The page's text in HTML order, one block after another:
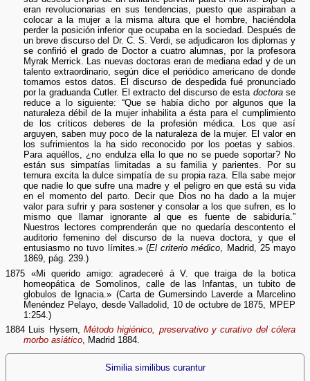
eran revolucionarias en sus tendencias, puesto que aspiraban a
colocar a la mujer a la misma altura que el hombre, haciéndola
perder la posición inferior que ocupaba en la sociedad. Después de
un breve discurso del Dr. C. S. Verdi, se adjudicaron los diplomas y
se confirió el grado de Doctor a cuatro alumnas, por la profesora
Myrak Merrick. Las nuevas doctoras eran de mediana edad y de un
talento extraordinario, según dice el periódico americano de donde
tomamos estos datos. El discurso de despedida fué pronunciado
por la graduanda Cutler. El extracto del discurso de esta doctorase
reduce a lo siguiente: “Que se había dicho por algunos que la
naturaleza débil de la mujer inhabilita a ésta para el cumplimiento
de los críticos deberes de la profesión médica. Los que así
arguyen, saben muy poco de la naturaleza de la mujer. El valor en
los sufrimientos la ha sido reconocido por los poetas y sabios.
Para aquéllos, ¿no endulza ella lo que no se puede soportar? No
están sus simpatías limitadas a su familia y parientes. Por su
ternura excita la dulce simpatía de su propia raza. Ella sabe mejor
que nadie lo que sufre una madre y el peligro en que está su vida
en el momento del parto. Decir que Dios no ha dado a la mujer
valor para sufrir y para sostener y consolar a los que sufren, es lo
mismo que llamar ignorante al que es fuente de sabiduría.”
Nuestros lectores comprenderán que no quedaría descontento el
auditorio femenino del discurso de la nueva doctora, y que el
entusiasmo no tuvo límites.» (El criterio médico, Madrid, 25 mayo
1869, pág. 239.)
1875 «Mi querido amigo: agradeceré á V. que traiga de la botica
homeopática de Somolinos, calle de las Infantas, un tubito de
globulos de Ignacia.» (Carta de Gumersindo Laverde a Marcelino
Menéndez Pelayo, desde Valladolid, 10 de octubre de 1875, MPEP
1:254.)
1884 Luis Hysern,Método higiénico, preservativo y curativo del cólera
morbo asiático, Madrid 1884.
Similia similibus curantur